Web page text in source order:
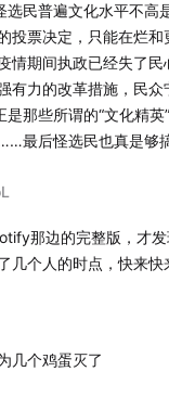
选民普遍文化水平不高
投票决定，只能在烂和
情期间执政已经失了民
有力的改革措施，民
那些所谓的“文化精英
最后怪选民也真是够
那边的完整版，才
几个人的时点，快来快
几个鸡蛋灭了